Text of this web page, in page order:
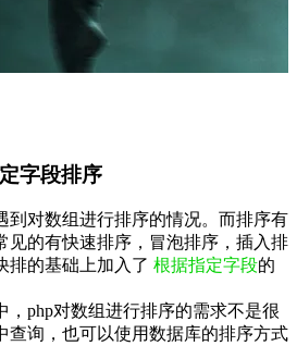
字段排序
到对数组进行排序的情况。而排序有
见的有快速排序，冒泡排序，插入排
排的基础上加入了 根据指定字段的
，php对数组进行排序的需求不是很
查询，也可以使用数据库的排序方式